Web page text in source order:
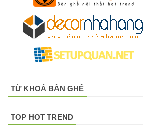
cafe, chân
bàn decor,
chân bàn
inox, chân
trend 2023
trong suốt,
TỪ KHOÁ BÀN GHẾ
TOP HOT TREND